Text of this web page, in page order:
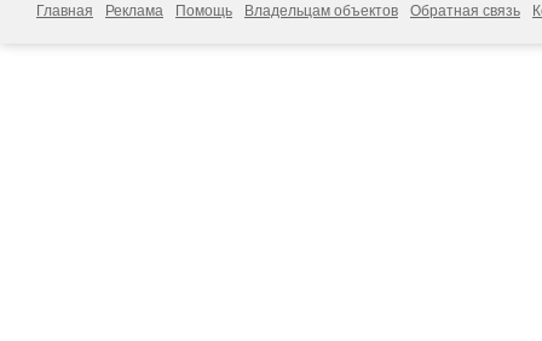
Главная Реклама Помощь Владельцам объектов Обратная связь